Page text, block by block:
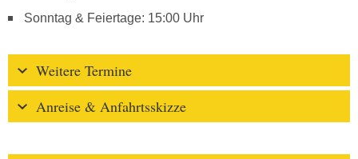
Sonntag & Feiertage: 15:00 Uhr
Weitere Termine
Anreise & Anfahrtsskizze